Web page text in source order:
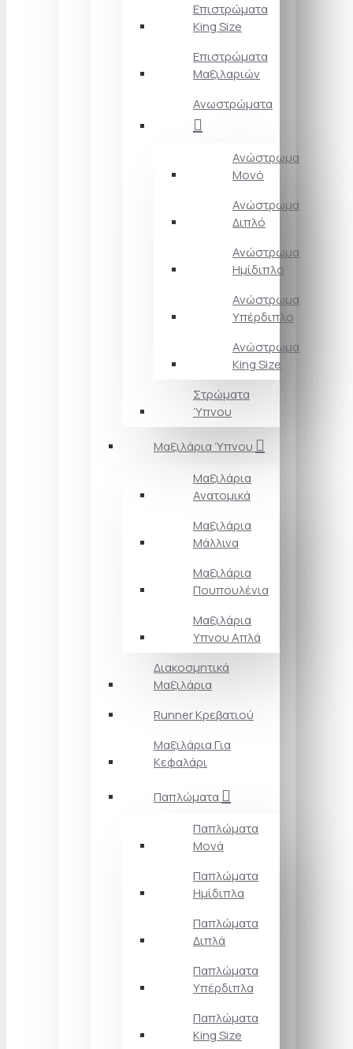
Επιστρώματα
King Size
Επιστρώματα
Μαξιλαριών
Ανωστρώματα
Ανώστρωμα
Μονό
Ανώστρωμα
Διπλό
Ανώστρωμα
Ημίδιπλο
Ανώστρωμα
Υπέρδιπλο
Ανώστρωμα
King Size
Στρώματα
Ύπνου
Μαξιλάρια Ύπνου
Μαξιλάρια
Ανατομικά
Μαξιλάρια
Μάλλινα
Μαξιλάρια
Πουπουλένια
Μαξιλάρια
Υπνου Απλά
Διακοσμητικά
Μαξιλάρια
Runner Κρεβατιού
Μαξιλάρια Για
Κεφαλάρι
Παπλώματα
Παπλώματα
Μονά
Παπλώματα
Ημίδιπλα
Παπλώματα
Διπλά
Παπλώματα
Υπέρδιπλα
Παπλώματα
King Size